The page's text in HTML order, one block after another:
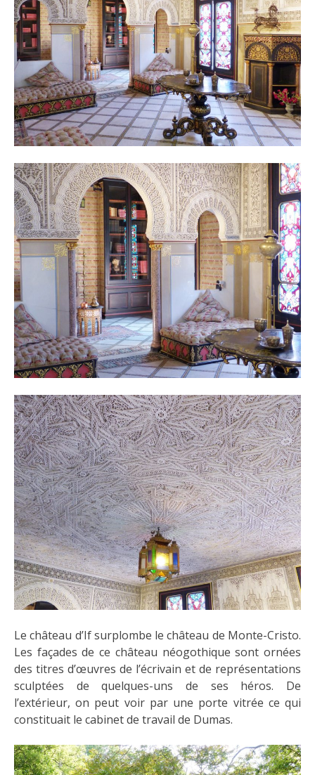
Le château d’If surplombe le château de Monte-Cristo.
Les façades de ce château néogothique sont ornées
des titres d’œuvres de l’écrivain et de représentations
sculptées de quelques-uns de ses héros. De
l’extérieur, on peut voir par une porte vitrée ce qui
constituait le cabinet de travail de Dumas.